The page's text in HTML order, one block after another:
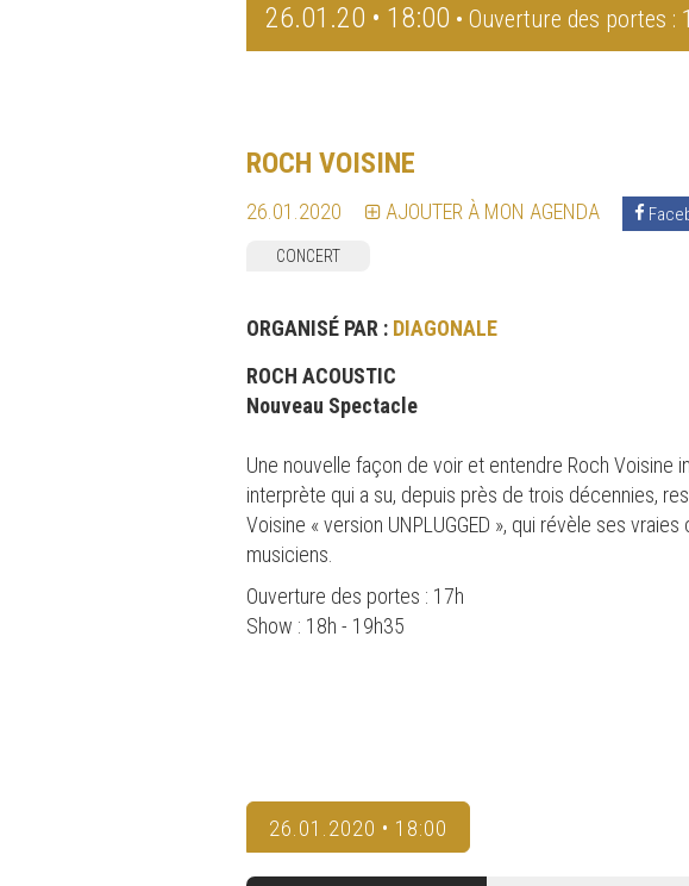
26.01.20 • 18:00 • Ouverture des portes :
ROCH VOISINE
26.01.2020 AJOUTER À MON AGENDA
CONCERT
ORGANISÉ PAR : DIAGONALE
ROCH ACOUSTIC
Nouveau Spectacle
Une nouvelle façon de voir et entendre Roch Voisine
interprète qui a su, depuis près de trois décennies,
Voisine « version UNPLUGGED », qui révèle ses
musiciens.
Ouverture des portes : 17h
Show : 18h - 19h35
26.01.2020 • 18:00